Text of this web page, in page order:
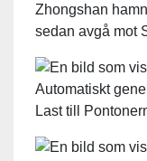
Zhongshan
sedan avgå mot
Last till